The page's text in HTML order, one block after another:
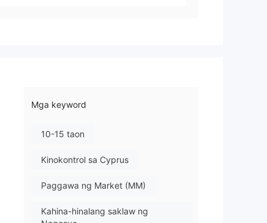
Mga keyword
10-15 taon
Kinokontrol sa Cyprus
Paggawa ng Market (MM)
Kahina-hinalang saklaw ng